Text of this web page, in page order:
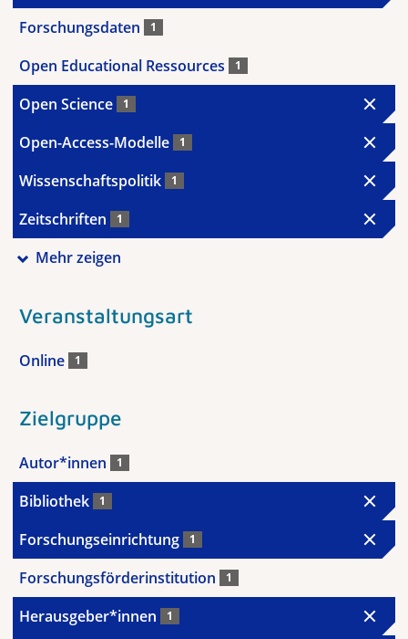
Forschungsdaten 1
Open Educational Ressources 1
Open Science 1
Open-Access-Modelle 1
Wissenschaftspolitik 1
Zeitschriften 1
Mehr zeigen
Veranstaltungsart
Online 1
Zielgruppe
Autor*innen 1
Bibliothek 1
Forschungseinrichtung 1
Forschungsförderinstitution 1
Herausgeber*innen 1